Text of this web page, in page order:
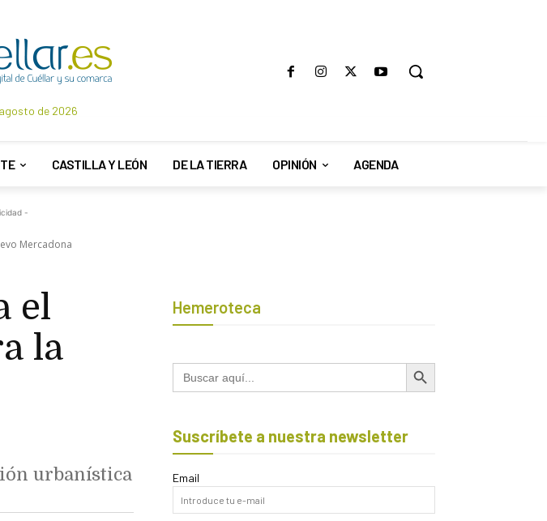
de 2026
CASTILLA Y LEÓN DE LA TIERRA OPINIÓN AGENDA
-
Mercadona
el
la
urbanística
Hemeroteca
Buscar: Botón de búsqueda
Suscríbete a nuestra newsletter
Email